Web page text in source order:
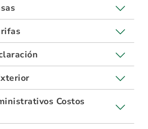
Costos